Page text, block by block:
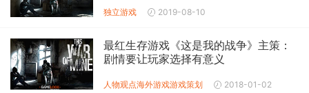
独立游戏 2019-08-10
最红生存游戏《这是我的战争》主策：
剧情要让玩家选择有意义
人物观点海外游戏游戏策划 2018-01-02